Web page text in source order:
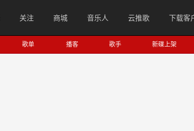
关注 商城 音乐人 云推歌 下载客
歌单 播客 歌手 新碟上架